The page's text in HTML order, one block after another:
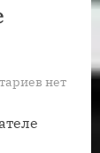
кнет